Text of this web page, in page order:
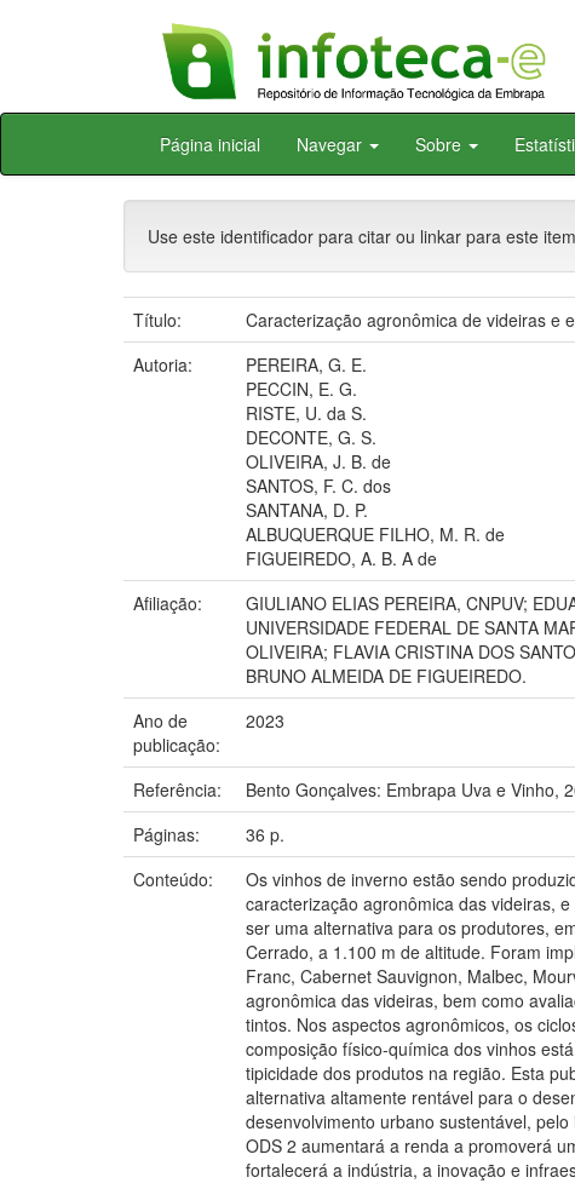
Skip
Página inicial Navegar Sobre
Use este identificador para citar ou linkar para este
Título:
Caracterização agronômica de videiras e
Autoria:
PEREIRA, G. E.
PECCIN, E. G.
RISTE, U. da S.
DECONTE, G. S.
OLIVEIRA, J. B. de
SANTOS, F. C. dos
SANTANA, D. P.
ALBUQUERQUE FILHO, M. R. de
FIGUEIREDO, A. B. A de
Afiliação:
GIULIANO ELIAS PEREIRA, CNPUV;
UNIVERSIDADE FEDERAL DE SANTA
OLIVEIRA; FLAVIA CRISTINA DOS
BRUNO ALMEIDA DE FIGUEIREDO.
Ano de
publicação:
2023
Referência:
Bento Gonçalves: Embrapa Uva e Vinho,
Páginas:
36 p.
Conteúdo:
Os vinhos de inverno estão sendo
caracterização agronômica das videiras,
ser uma alternativa para os produtores,
Cerrado, a 1.100 m de altitude. Foram
Franc, Cabernet Sauvignon, Malbec,
agronômica das videiras, bem como
tintos. Nos aspectos agronômicos, os
composição físico-química dos vinhos
tipicidade dos produtos na região. Esta
alternativa altamente rentável para o
desenvolvimento urbano sustentável,
ODS 2 aumentará a renda a promoverá
fortalecerá a indústria, a inovação e